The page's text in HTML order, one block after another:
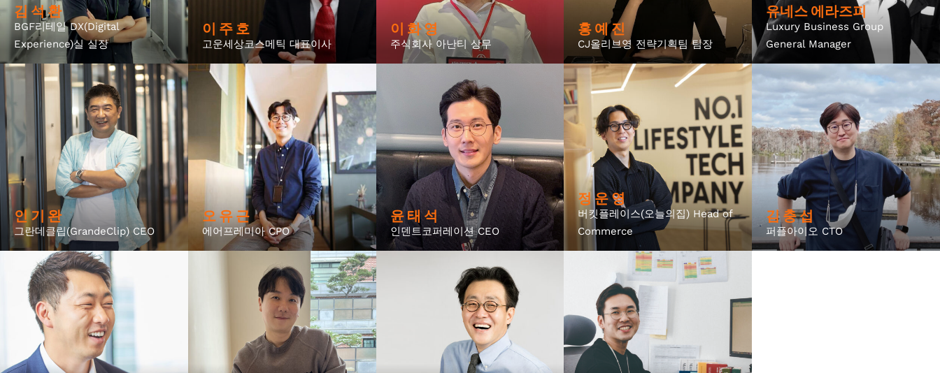
김 석 환
BGF리테일 DX(Digital
Experience)실 실장
이 주 호
고운세상코스메틱 대표이사
이 화 영
주식회사 아난티 상무
홍 예 진
CJ올리브영 전략기획팀 팀장
유네스 에라즈피
Luxury Business Group
General Manager
인 기 완
그란데클립(GrandeClip) CEO
오 유 근
에어프레미아 CPO
윤 태 석
인덴트코퍼레이션 CEO
정 운 영
버킷플레이스(오늘의집) Head of
Commerce
김 충 섭
퍼플아이오 CTO